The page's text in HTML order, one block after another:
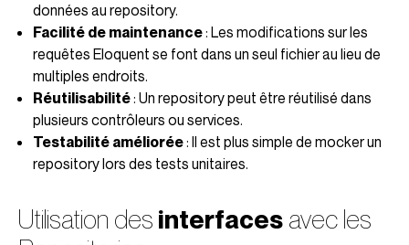
données au repository.
Facilité de maintenance: Les modifications sur les
requêtes Eloquent se font dans un seul fichier au lieu de
multiples endroits.
Réutilisabilité: Un repository peut être réutilisé dans
plusieurs contrôleurs ou services.
Testabilité améliorée: Il est plus simple de mocker un
repository lors des tests unitaires.
Utilisation des interfaces avec les